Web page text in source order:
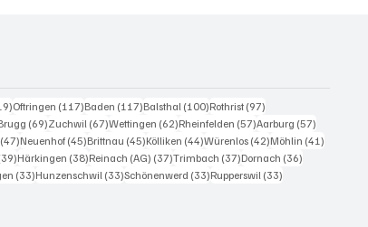
119 Beiträge
Oftringen (117)117 Beiträge
Baden (117)117 Beiträge
Balsthal (100)100 Beiträge
Rothrist (97)
Beiträge
(69)69 Beiträge
Zuchwil (67)67 Beiträge
Wettingen (62)62 Beiträge
Rheinfelden (57)57 Beiträge
Aarburg (57)
(47)47 Beiträge
Neuenhof (45)45 Beiträge
Brittnau (45)45 Beiträge
Kölliken (44)44 Beiträge
Würenlos (42)42 Beiträge
Möhlin (41)
39 Beiträge
Härkingen (38)38 Beiträge
Reinach (AG) (37)37 Beiträge
Trimbach (37)37 Beiträge
Dornach (36)
(33)33 Beiträge
Hunzenschwil (33)33 Beiträge
Schönenwerd (33)33 Beiträge
Rupperswil (33)